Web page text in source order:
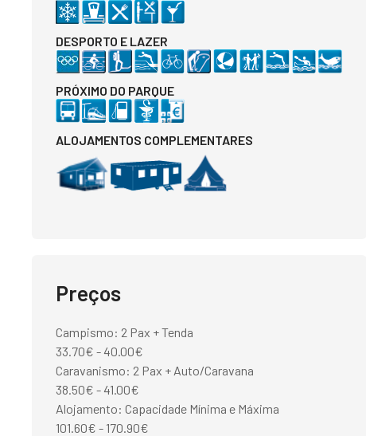
DESPORTO E LAZER
PRÓXIMO DO PARQUE
ALOJAMENTOS COMPLEMENTARES
Preços
Campismo: 2 Pax + Tenda
33.70€ - 40.00€
Caravanismo: 2 Pax + Auto/Caravana
38.50€ - 41.00€
Alojamento: Capacidade Mínima e Máxima
101.60€ - 170.90€